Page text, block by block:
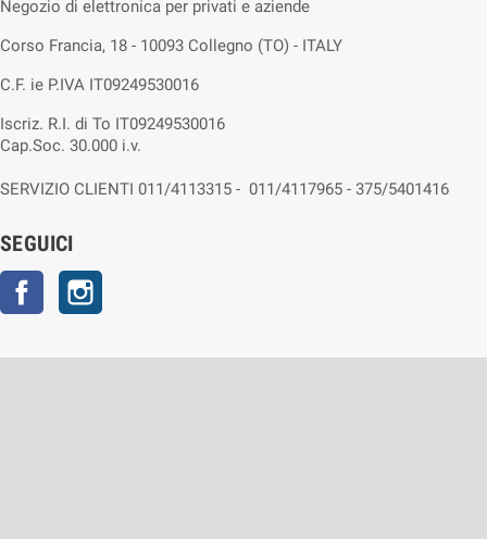
Negozio di elettronica per privati e aziende
Corso Francia, 18 - 10093 Collegno (TO) - ITALY
C.F. ie P.IVA IT09249530016
Iscriz. R.I. di To IT09249530016
Cap.Soc. 30.000 i.v.
SERVIZIO CLIENTI 011/4113315 - 011/4117965 - 375/5401416
SEGUICI
Facebook